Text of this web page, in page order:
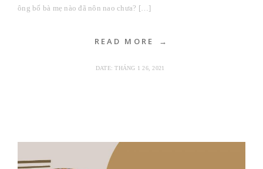
ông bố bà mẹ nào đã nôn nao chưa? […]
READ MORE
DATE:THÁNG 1 26, 2021